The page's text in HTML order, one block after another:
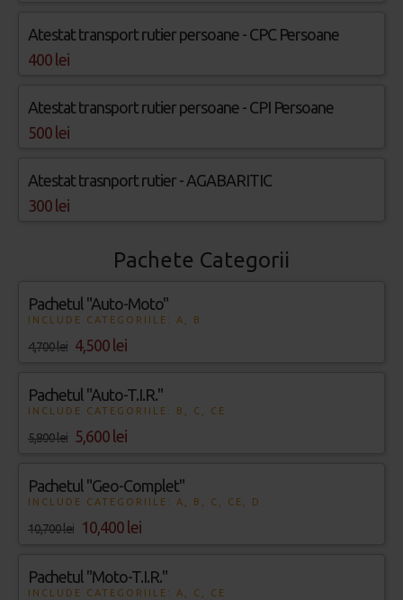
Atestat transport rutier persoane - CPC Persoane
400 lei
Atestat transport rutier persoane - CPI Persoane
500 lei
Atestat trasnport rutier - AGABARITIC
300 lei
Pachete Categorii
Pachetul "Auto-Moto"
INCLUDE CATEGORIILE: A, B
4,700 lei 4,500 lei
Pachetul "Auto-T.I.R."
INCLUDE CATEGORIILE: B, C, CE
5,800 lei 5,600 lei
Pachetul "Geo-Complet"
INCLUDE CATEGORIILE: A, B, C, CE, D
10,700 lei 10,400 lei
Pachetul "Moto-T.I.R."
INCLUDE CATEGORIILE: A, C, CE